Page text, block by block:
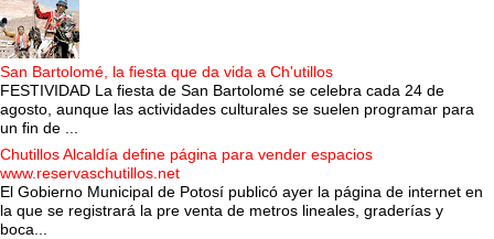
San Bartolomé, la fiesta que da vida a Ch'utillos
FESTIVIDAD La fiesta de San Bartolomé se celebra cada 24 de
agosto, aunque las actividades culturales se suelen programar para
un fin de ...
Chutillos Alcaldía define página para vender espacios
www.reservaschutillos.net
El Gobierno Municipal de Potosí publicó ayer la página de internet en
la que se registrará la pre venta de metros lineales, graderías y
boca...